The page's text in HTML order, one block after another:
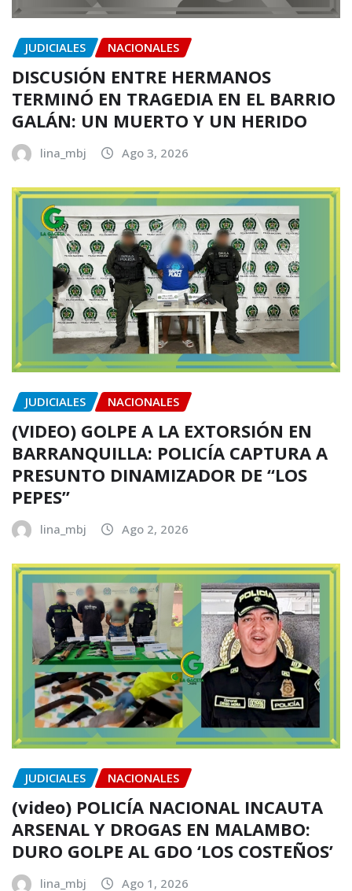
JUDICIALES NACIONALES
DISCUSIÓN ENTRE HERMANOS
TERMINÓ EN TRAGEDIA EN EL BARRIO
GALÁN: UN MUERTO Y UN HERIDO
lina_mbj Ago 3, 2026
JUDICIALES NACIONALES
(VIDEO) GOLPE A LA EXTORSIÓN EN
BARRANQUILLA: POLICÍA CAPTURA A
PRESUNTO DINAMIZADOR DE “LOS
PEPES”
lina_mbj Ago 2, 2026
JUDICIALES NACIONALES
(video) POLICÍA NACIONAL INCAUTA
ARSENAL Y DROGAS EN MALAMBO:
DURO GOLPE AL GDO ‘LOS COSTEÑOS’
lina_mbj Ago 1, 2026